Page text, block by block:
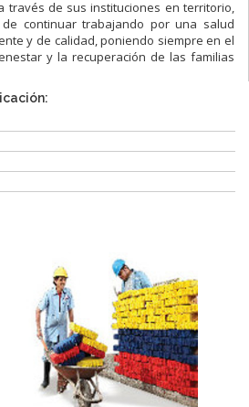
través de sus instituciones en territorio,
continuar trabajando por una salud
y de calidad, poniendo siempre en el
y la recuperación de las familias